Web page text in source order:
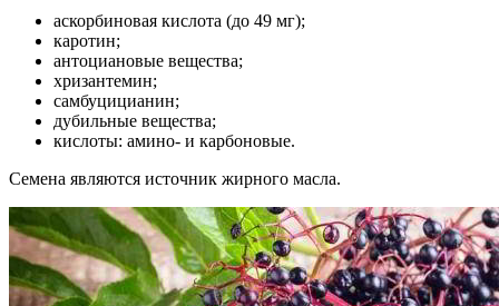
аскорбиновая кислота (до 49 мг);
каротин;
антоциановые вещества;
хризантемин;
самбуцицианин;
дубильные вещества;
кислоты: амино- и карбоновые.
Семена являются источник жирного масла.